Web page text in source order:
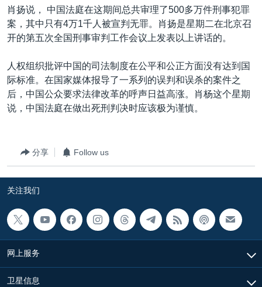
航
跳
转
索
中东
欧洲
美洲
全球议题
人权·法律·宗教
科教·文娱·体健
劳工
环境
热点专题
白宫要闻
美中关系
美国建国250周年
埃博拉疫情
重要讲话与声明
台海两岸关系
南中国海争端
关注西藏
关注新疆
VOA视频
中文广播
关注我们
肖扬说， 中国法庭在这期间总共审理了500多万件刑事犯罪
案，其中只有4万1千人被宣判无罪。肖扬是星期二在北京召
开的第五次全国刑事审判工作会议上发表以上讲话的。
人权组织批评中国的司法制度在公平和公正方面没有达到国
际标准。在国家媒体报导了一系列的误判和误杀的案件之
后，中国公众要求法律改革的呼声日益高涨。肖杨这个星期
说，中国法庭在做出死刑判决时应该极为谨慎。
分享 Follow us
关注我们
网上服务
卫星信息